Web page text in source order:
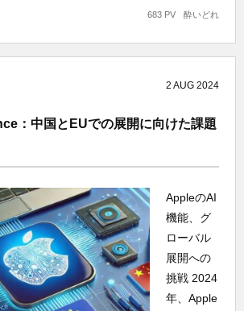
酔いどれ
683 PV
2 AUG 2024
：中国とEUでの展開に向けた課題
AppleのAI
機能、グ
ローバル
展開への
挑戦 2024
年、Apple